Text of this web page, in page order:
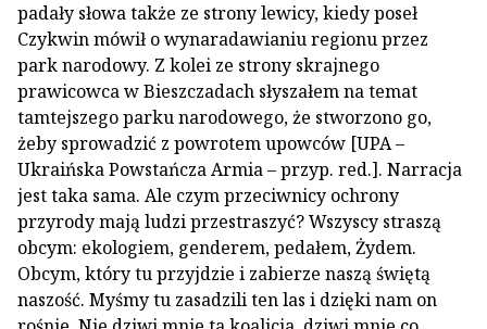
padały słowa także ze strony lewicy, kiedy poseł
Czykwin mówił o wynaradawianiu regionu przez
park narodowy. Z kolei ze strony skrajnego
prawicowca w Bieszczadach słyszałem na temat
tamtejszego parku narodowego, że stworzono go,
żeby sprowadzić z powrotem upowców [UPA –
Ukraińska Powstańcza Armia – przyp. red.]. Narracja
jest taka sama. Ale czym przeciwnicy ochrony
przyrody mają ludzi przestraszyć? Wszyscy straszą
obcym: ekologiem, genderem, pedałem, Żydem.
Obcym, który tu przyjdzie i zabierze naszą świętą
naszość. Myśmy tu zasadzili ten las i dzięki nam on